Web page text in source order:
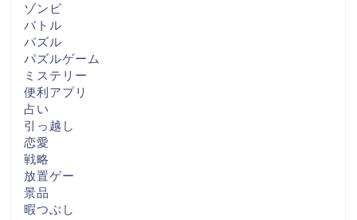
ゾンビ
バトル
パズル
パズルゲーム
ミステリー
便利アプリ
占い
引っ越し
恋愛
戦略
放置ゲー
景品
暇つぶし